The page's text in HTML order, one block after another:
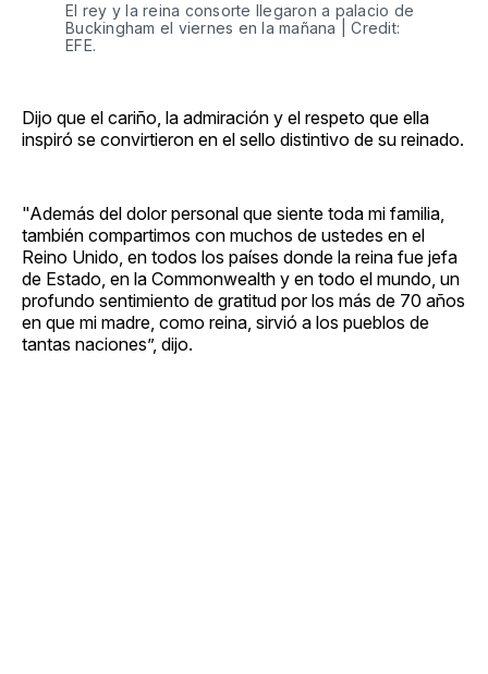
El rey y la reina consorte llegaron a palacio de
Buckingham el viernes en la mañana | Credit:
EFE.
Dijo que el cariño, la admiración y el respeto que ella
inspiró se convirtieron en el sello distintivo de su reinado.
"Además del dolor personal que siente toda mi familia,
también compartimos con muchos de ustedes en el
Reino Unido, en todos los países donde la reina fue jefa
de Estado, en la Commonwealth y en todo el mundo, un
profundo sentimiento de gratitud por los más de 70 años
en que mi madre, como reina, sirvió a los pueblos de
tantas naciones”, dijo.